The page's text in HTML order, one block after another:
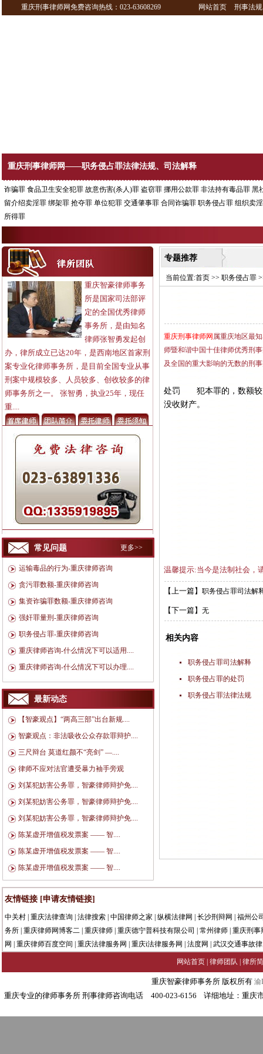
重庆刑事律师网免费咨询热线：023-63608269 网站首页 刑事法规
重庆刑事律师网——职务侵占罪法律法规、司法解释
诈骗罪 食品卫生安全犯罪 故意伤害(杀人)罪 盗窃罪 挪用公款罪 非法持有毒品罪 黑
留介绍卖淫罪 绑架罪 抢夺罪 单位犯罪 交通肇事罪 合同诈骗罪 职务侵占罪 组织卖
所得罪
重庆智豪律师事务
所是国家司法部评
定的全国优秀律师
事务所，是由知名
律师张智勇发起创
办，律所成立已达20年，是西南地区首家刑
案专业化律师事务所，是目前全国专业从事
刑案中规模较多、人员较多、创收较多的律
师事务所之一。 张智勇，执业25年，现任
重....
常见问题 更多>>
运输毒品的行为-重庆律师咨询
贪污罪数额-重庆律师咨询
集资诈骗罪数额-重庆律师咨询
强奸罪量刑-重庆律师咨询
职务侵占罪-重庆律师咨询
重庆律师咨询-什么情况下可以适用....
重庆律师咨询-什么情况下可以办理....
最新动态
【智豪观点】“两高三部”出台新规....
智豪观点：非法吸收公众存款罪辩护....
三尺辩台 莫道红颜不“亮剑” —....
律师不应对法官遭受暴力袖手旁观
刘某犯妨害公务罪，智豪律师辩护免....
刘某犯妨害公务罪，智豪律师辩护免....
刘某犯妨害公务罪，智豪律师辩护免....
陈某虚开增值税发票案 —— 智....
陈某虚开增值税发票案 —— 智....
陈某虚开增值税发票案 —— 智....
专题推荐
当前位置:首页 >> 职务侵占罪
重庆刑事律师网 属重庆地区最
师暨和谐中国十佳律师优秀刑
及全国的重大影响的无数的刑
处罚 犯本罪的，数额较
没收财产。
温馨提示:当今是法制社会，
【上一篇】职务侵占罪司法解
【下一篇】无
相关内容
职务侵占罪司法解释
职务侵占罪的处罚
职务侵占罪法律法规
友情链接 [申请友情链接]
中关村 |重庆法律查询 |法律搜索 |中国律师之家 |纵横法律网 |长沙刑辩网 |福州公
务所 |重庆律师网博客二 |重庆律师 |重庆德宁普科技有限公司 |常州律师 |重庆刑事
网
|重庆律师百度空间 |重庆法律服务网 |重庆i法律服务网 |法度网 |武汉交通事故
网站首页 律师团队 律所
重庆智豪律师事务所 版权所有渝
重庆专业的律师事务所 刑事律师咨询电话 400-023-6156 详细地址：重